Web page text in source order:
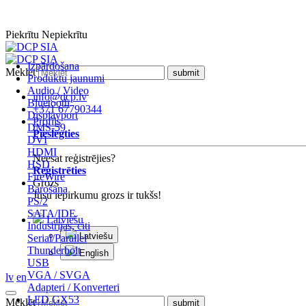
Piekrītu Nepiekrītu
Izpārdošana
Produktu jaunumi
Audio / Video
Bluetooth
Displayport
DMS-59
DVI
HDMI
HSD
FireWire
Barošana
PS/2
SATA/IDE
Industrijas, citi
Serial/Parallel
Thunderbolt
USB
VGA / SVGA
Adapteri / Konverteri
LED GX53
Meklēt
info@dcp.lv
+371 67790344
Profils
Pieslēgties
Neesat reģistrējies?
Reģistrēties
Grozs
Jūsu iepirkumu grozs ir tukšs!
Latviešu
Latviešu
English
lv en
Meklēt